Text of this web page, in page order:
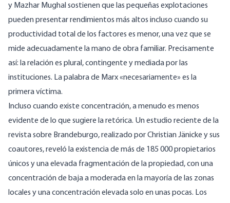
y Mazhar Mughal sostienenque las pequeñas explotaciones
pueden presentar rendimientos más altos incluso cuando su
productividad total de los factores es menor, una vez que se
mide adecuadamente la mano de obra familiar. Precisamente
así: la relación es plural, contingente y mediada por las
instituciones. La palabra de Marx «necesariamente» es la
primera víctima.
Incluso cuando existe concentración, a menudo es menos
evidente de lo que sugiere la retórica. Un estudio reciente de la
revistasobre Brandeburgo, realizado por Christian Jänicke y sus
coautores, reveló la existencia de más de 185 000 propietarios
únicos y una elevada fragmentación de la propiedad, con una
concentración de baja a moderada en la mayoría de las zonas
locales y una concentración elevada solo en unas pocas. Los